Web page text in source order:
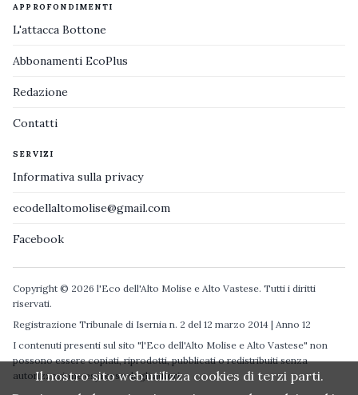
APPROFONDIMENTI
L'attacca Bottone
Abbonamenti EcoPlus
Redazione
Contatti
SERVIZI
Informativa sulla privacy
ecodellaltomolise@gmail.com
Facebook
Copyright © 2026 l'Eco dell'Alto Molise e Alto Vastese. Tutti i diritti
riservati.
Registrazione Tribunale di Isernia n. 2 del 12 marzo 2014 | Anno 12
I contenuti presenti sul sito "l'Eco dell'Alto Molise e Alto Vastese" non
possono essere copiati, riprodotti, pubblicati o redistribuiti senza
autorizzazione espressa degli autori.
Il nostro sito web utilizza cookies di terzi parti.